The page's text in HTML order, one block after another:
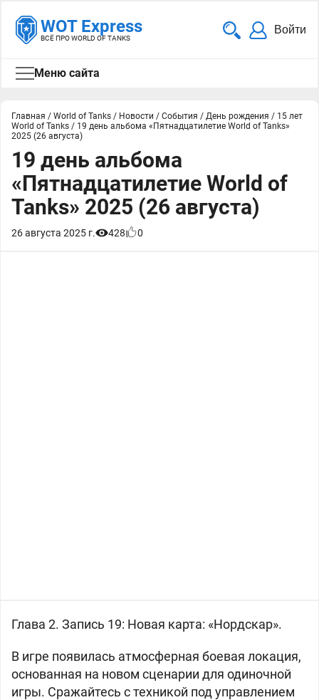
WOT Express
ВСЁ ПРО WORLD OF TANKS
Войти
Меню сайта
Главная / World of Tanks / Новости / События / День рождения / 15 лет
World of Tanks / 19 день альбома «Пятнадцатилетие World of Tanks»
2025 (26 августа)
19 день альбома
«Пятнадцатилетие World of
Tanks» 2025 (26 августа)
26 августа 2025 г. 428 0
Глава 2. Запись 19: Новая карта: «Нордскар».
В игре появилась атмосферная боевая локация,
основанная на новом сценарии для одиночной
игры. Сражайтесь с техникой под управлением